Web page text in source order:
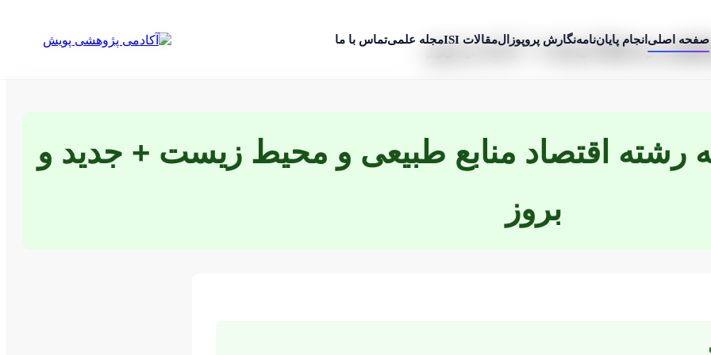
صفحه اصلی انجام پایان‌نامهنگارش پروپوزالمقالات ISI مجله علمیتماس با ما طبیعی و محیط زیست + جدید و بروز
رشته اقتصاد منابع طبیعی و محیط زیست + جدید و
بروز